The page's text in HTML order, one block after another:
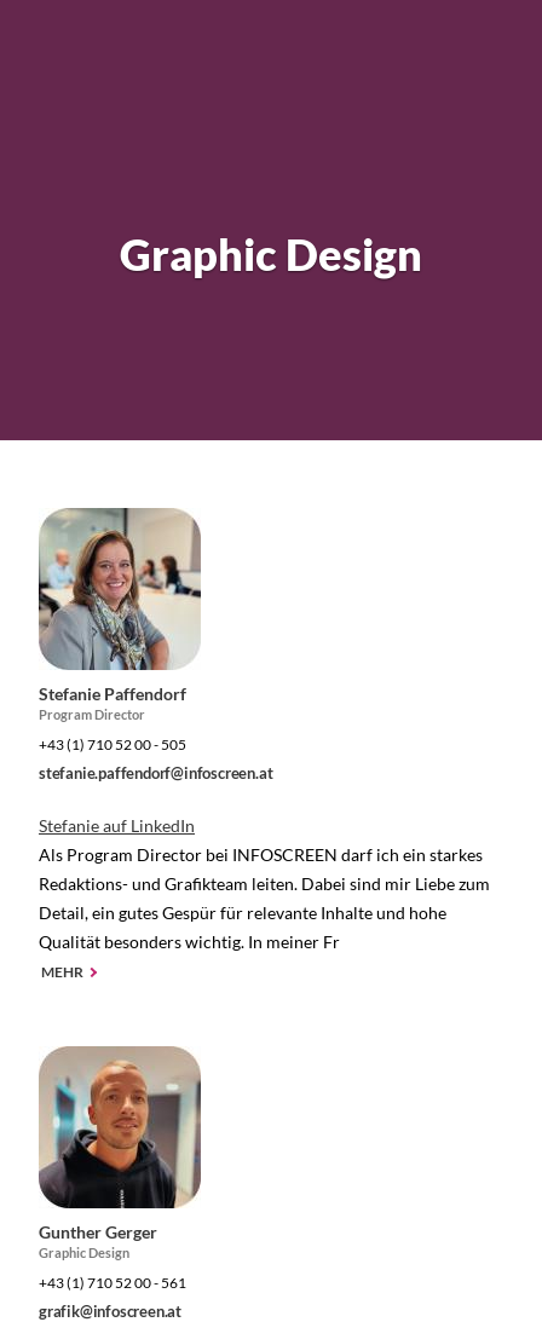
Graphic Design
Stefanie Paffendorf
Program Director
+43 (1) 710 52 00 - 505
stefanie.paffendorf@infoscreen.at
Stefanie auf LinkedIn
Als Program Director bei INFOSCREEN darf ich ein starkes
Redaktions- und Grafikteam leiten. Dabei sind mir Liebe zum
Detail, ein gutes Gespür für relevante Inhalte und hohe
Qualität besonders wichtig. In meiner Fr
MEHR
Gunther Gerger
Graphic Design
+43 (1) 710 52 00 - 561
grafik@infoscreen.at